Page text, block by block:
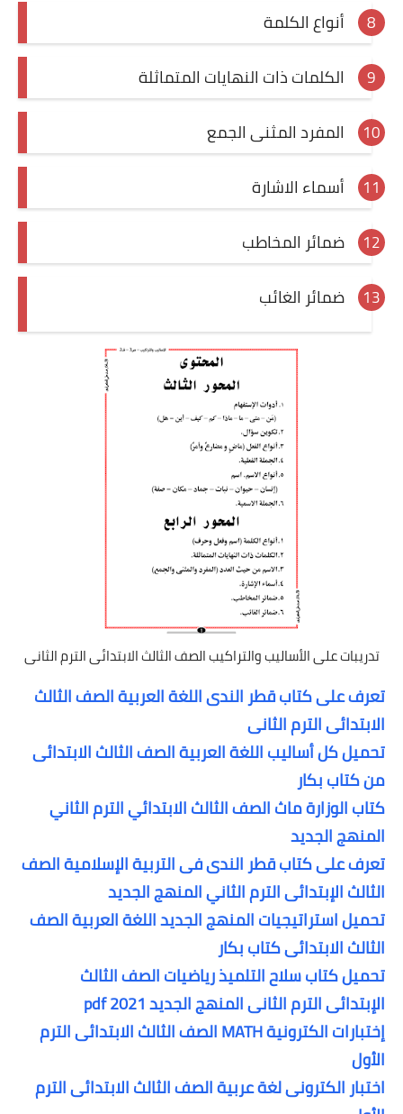
أنواع الكلمة
الكلمات ذات النهايات المتماثلة
المفرد المثنى الجمع
أسماء الاشارة
ضمائر المخاطب
ضمائر الغائب
تدريبات على الأساليب والتراكيب الصف الثالث الابتدائى الترم الثانى
تعرف على كتاب قطر الندى اللغة العربية الصف الثالث
الابتدائى الترم الثانى
تحميل كل أساليب اللغة العربية الصف الثالث الابتدائى
من كتاب بكار
كتاب الوزارة ماث الصف الثالث الابتدائي الترم الثاني
المنهج الجديد
تعرف على كتاب قطر الندى فى التربية الإسلامية الصف
الثالث الإبتدائى الترم الثاني المنهج الجديد
تحميل استراتيجيات المنهج الجديد اللغة العربية الصف
الثالث الابتدائى كتاب بكار
تحميل كتاب سلاح التلميذ رياضيات الصف الثالث
الإبتدائى الترم الثانى المنهج الجديد 2021 pdf
إختبارات الكترونية MATH الصف الثالث الابتدائى الترم
الأول
اختبار الكترونى لغة عربية الصف الثالث الابتدائى الترم